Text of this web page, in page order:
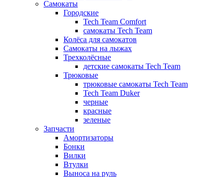
Самокаты
Городские
Tech Team Comfort
самокаты Tech Team
Колёса для самокатов
Самокаты на лыжах
Трехколёсные
детские самокаты Tech Team
Трюковые
трюковые самокаты Tech Team
Tech Team Duker
черные
красные
зеленые
Запчасти
Амортизаторы
Бонки
Вилки
Втулки
Выноса на руль